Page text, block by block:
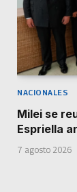
NACIONALES
Milei se
Espriella
7 agosto 2026